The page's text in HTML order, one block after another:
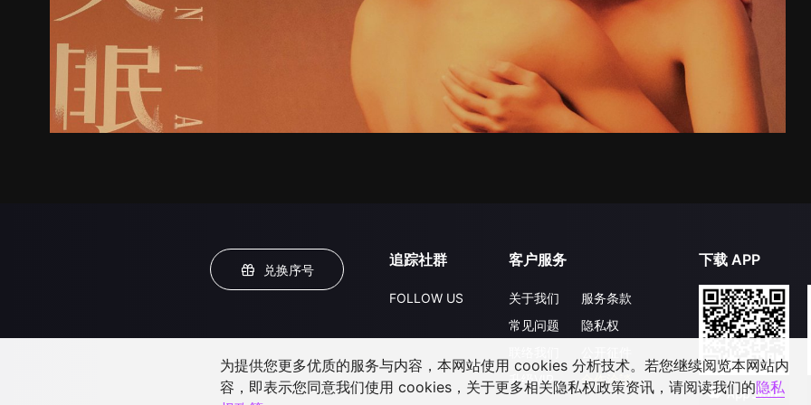
兑换序号
追踪社群
FOLLOW US
客户服务
关于我们
常见问题
升级VIP
服务条款
隐私权
合作洽談
下载 APP
为提供您更多优质的服务与内容，本网站使用 cookies 分析技术。若您继续阅览本网站内
容，即表示您同意我们使用 cookies，关于更多相关隐私权政策资讯，请阅读我们的隐私